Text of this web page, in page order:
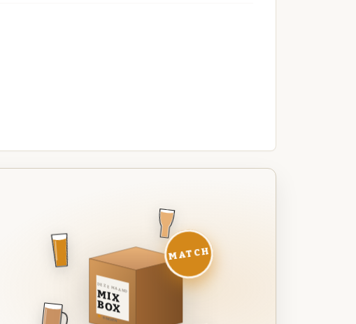
DEZE MAAND
MIX
BOX
8 BIEREN
MATCH